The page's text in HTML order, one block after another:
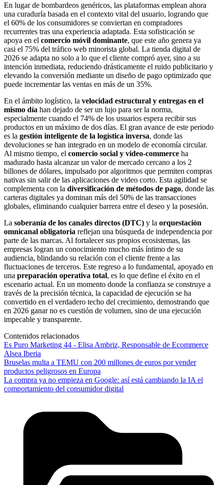
En lugar de bombardeos genéricos, las plataformas emplean ahora
una curaduría basada en el contexto vital del usuario, logrando que
el 60% de los consumidores se conviertan en compradores
recurrentes tras una experiencia adaptada. Esta sofisticación se
apoya en el comercio móvil dominante, que este año genera ya
casi el 75% del tráfico web minorista global. La tienda digital de
2026 se adapta no solo a lo que el cliente compró ayer, sino a su
intención inmediata, reduciendo drásticamente el ruido publicitario y
elevando la conversión mediante un diseño de pago optimizado que
puede incrementar las ventas en más de un 35%.
En el ámbito logístico, la velocidad estructural y entregas en el
mismo día han dejado de ser un lujo para ser la norma,
especialmente cuando el 74% de los usuarios espera recibir sus
productos en un máximo de dos días. El gran avance de este periodo
es la gestión inteligente de la logística inversa, donde las
devoluciones se han integrado en un modelo de economía circular.
Al mismo tiempo, el comercio social y video-commerce ha
madurado hasta alcanzar un valor de mercado cercano a los 2
billones de dólares, impulsado por algoritmos que permiten compras
nativas sin salir de las aplicaciones de video corto. Esta agilidad se
complementa con la diversificación de métodos de pago, donde las
carteras digitales ya dominan más del 50% de las transacciones
globales, eliminando cualquier barrera entre el deseo y la posesión.
La soberanía de los canales directos (DTC) y la orquestación
omnicanal obligatoria reflejan una búsqueda de independencia por
parte de las marcas. Al fortalecer sus propios ecosistemas, las
empresas logran un conocimiento mucho más íntimo de su
audiencia, blindando su relación con el cliente frente a las
fluctuaciones de terceros. Este regreso a lo fundamental, apoyado en
una preparación operativa total, es lo que define el éxito en el
escenario actual. En un momento donde la confianza se construye a
través de la precisión técnica, la capacidad de ejecución se ha
convertido en el verdadero techo del crecimiento, demostrando que
en 2026 ganar no es cuestión de volumen, sino de una ejecución
impecable y transparente.
Contenidos relacionados
Es Puro Marketing 44 - Elisa Ambriz, Responsable de Ecommerce
Alsea Iberia
Bruselas multa a TEMU con 200 millones de euros por vender
productos peligrosos en Europa
La compra ya no empieza en Google: así está cambiando la IA el
comportamiento del consumidor digital